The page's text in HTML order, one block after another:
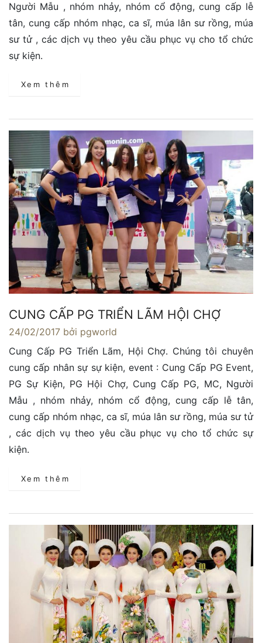
Người Mẫu , nhóm nhảy, nhóm cổ động, cung cấp lễ
tân, cung cấp nhóm nhạc, ca sĩ, múa lân sư rồng, múa
sư tử , các dịch vụ theo yêu cầu phục vụ cho tổ chức
sự kiện.
Xem thêm
CUNG CẤP PG TRIỂN LÃM HỘI CHỢ
24/02/2017 bởi pgworld
Cung Cấp PG Triển Lãm, Hội Chợ. Chúng tôi chuyên
cung cấp nhân sự sự kiện, event : Cung Cấp PG Event,
PG Sự Kiện, PG Hội Chợ, Cung Cấp PG, MC, Người
Mẫu , nhóm nhảy, nhóm cổ động, cung cấp lễ tân,
cung cấp nhóm nhạc, ca sĩ, múa lân sư rồng, múa sư tử
, các dịch vụ theo yêu cầu phục vụ cho tổ chức sự
kiện.
Xem thêm